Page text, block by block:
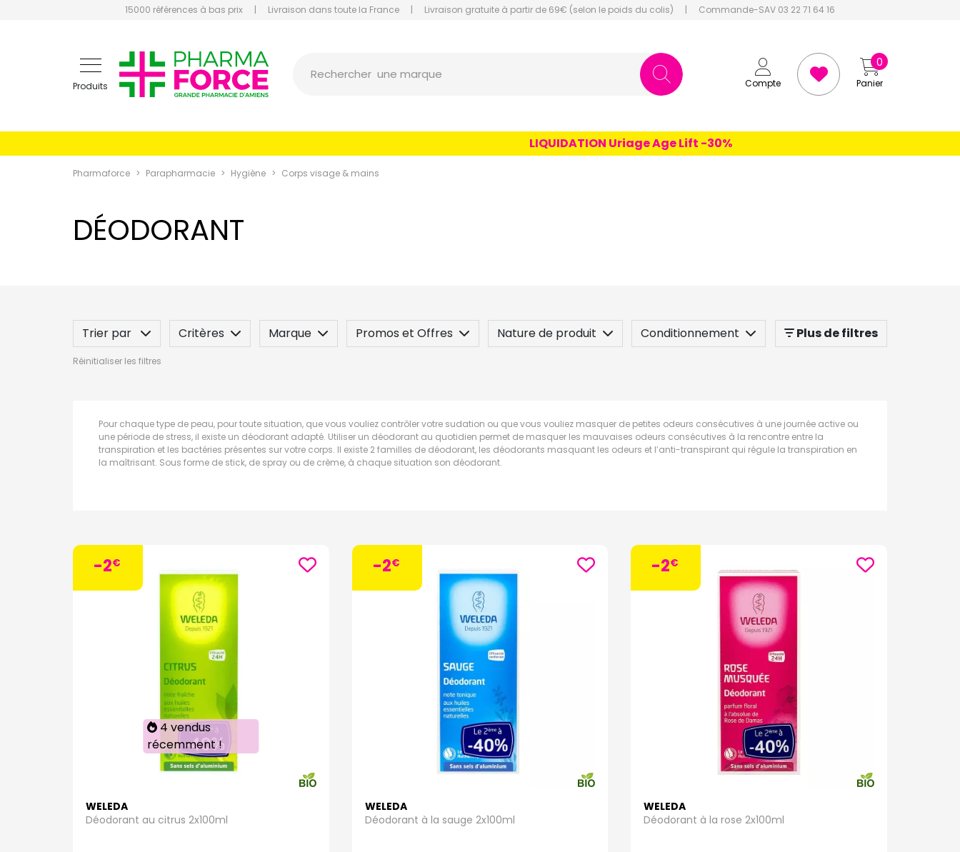
15000 références à bas prix | Livraison dans toute la France | Livraison gratuite à partir de 69€ (selon le poids du colis) | Commande-SAV 03 22 71 64 16
Produits Compte Panier
0
Rechercher un conseil
une marque
LIQUIDATION Uriage Age Lift -30%
Pharmaforce Parapharmacie Hygiène Corps visage & mains
DÉODORANT
Trier par Critères Marque Promos et Offres Nature de produit
Conditionnement
Spécificité
Plus de filtres
Réinitialiser les filtres
Pour chaque type de peau, pour toute situation, que vous vouliez contrôler votre sudation ou que vous vouliez masquer de petites odeurs consécutives à une journée active ou
une période de stress, il existe un déodorant adapté. Utiliser un déodorant au quotidien permet de masquer les mauvaises odeurs consécutives à la rencontre entre la
transpiration et les bactéries présentes sur votre corps. Il existe 2 familles de déodorant, les déodorants masquant les odeurs et l’anti-transpirant qui régule la transpiration en
la maîtrisant. Sous forme de stick, de spray ou de crème, à chaque situation son déodorant.
-2€
4 vendus
récemment !
WELEDA
Déodorant au citrus 2x100ml
-2€
WELEDA
Déodorant à la sauge 2x100ml
-2€
WELEDA
Déodorant à la rose 2x100ml